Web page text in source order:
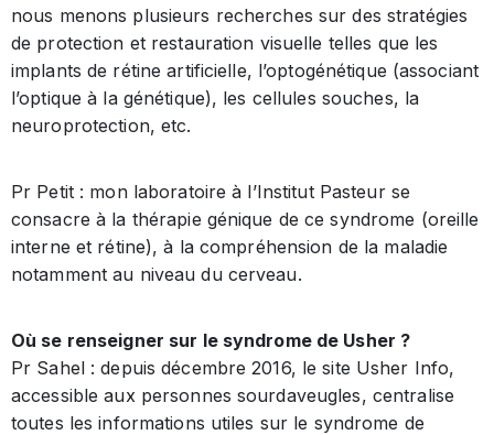
nous menons plusieurs recherches sur des stratégies
de protection et restauration visuelle telles que les
implants de rétine artificielle, l’optogénétique (associant
l’optique à la génétique), les cellules souches, la
neuroprotection, etc.
Pr Petit : mon laboratoire à l’Institut Pasteur se
consacre à la thérapie génique de ce syndrome (oreille
interne et rétine), à la compréhension de la maladie
notamment au niveau du cerveau.
Où se renseigner sur le syndrome de Usher ?
Pr Sahel : depuis décembre 2016, le site Usher Info,
accessible aux personnes sourdaveugles, centralise
toutes les informations utiles sur le syndrome de